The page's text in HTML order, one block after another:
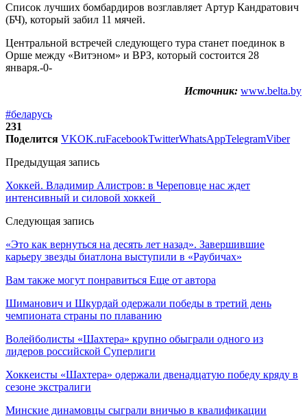
Список лучших бомбардиров возглавляет Артур Кандратович
(БЧ), который забил 11 мячей.
Центральной встречей следующего тура станет поединок в
Орше между «Витэном» и ВРЗ, который состоится 28
января.-0-
Источник: www.belta.by
#беларусь
231
Поделится VKOK.ruFacebookTwitterWhatsAppTelegramViber
Предыдущая запись
Хоккей. Владимир Алистров: в Череповце нас ждет
интенсивный и силовой хоккей
Следующая запись
«Это как вернуться на десять лет назад». Завершившие
карьеру звезды биатлона выступили в «Раубичах»
Вам также могут понравиться Еще от автора
Шиманович и Шкурдай одержали победы в третий день
чемпионата страны по плаванию
Волейболисты «Шахтера» крупно обыграли одного из
лидеров российской Суперлиги
Хоккеисты «Шахтера» одержали двенадцатую победу кряду в
сезоне экстралиги
Минские динамовцы сыграли вничью в квалификации